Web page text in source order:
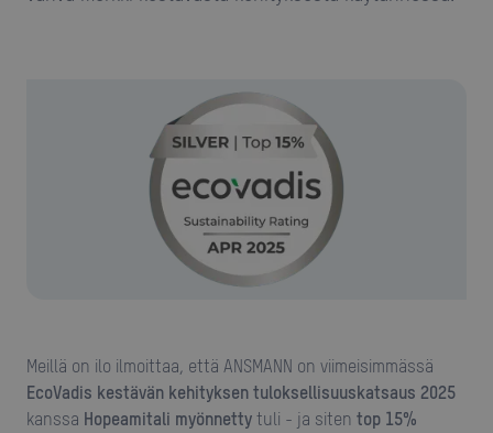
Meillä on ilo ilmoittaa, että ANSMANN on viimeisimmässä
EcoVadis kestävän kehityksen tuloksellisuuskatsaus 2025
kanssa Hopeamitali myönnetty tuli - ja siten top 15%